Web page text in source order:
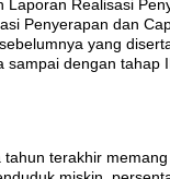
Laporan Realisasi
Penyerapan dan
yang
sampai dengan tahap
tahun terakhir memang